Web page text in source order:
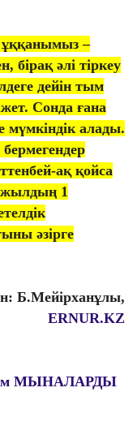
–
бірақ әлі тіркеу
дейін тым
Сонда ғана
мүмкіндік алады.
ақ қойса
жылдың 1
әзірге
Б.Мейірханұлы,
ERNUR.KZ
МЫНАЛАРДЫ